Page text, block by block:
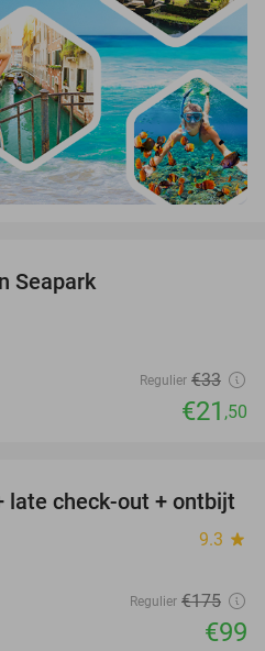
Seapark
Regulier €33
€21 ,50
43%
late check-out + ontbijt
9.3 star
Regulier €175
€99